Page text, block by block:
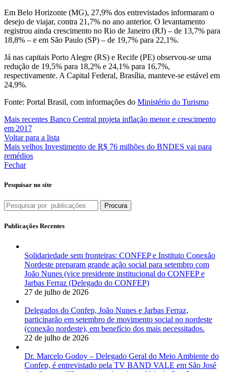
Em Belo Horizonte (MG), 27,9% dos entrevistados informaram o
desejo de viajar, contra 21,7% no ano anterior. O levantamento
registrou ainda crescimento no Rio de Janeiro (RJ) – de 13,7% para
18,8% – e em São Paulo (SP) – de 19,7% para 22,1%.
Já nas capitais Porto Alegre (RS) e Recife (PE) observou-se uma
redução de 19,5% para 18,2% e 24,1% para 16,7%,
respectivamente. A Capital Federal, Brasília, manteve-se estável em
24,9%.
Fonte: Portal Brasil, com informações do Ministério do Turismo
Mais recentes Banco Central projeta inflação menor e crescimento
em 2017
Voltar para a lista
Mais velhos Investimento de R$ 76 milhões do BNDES vai para
remédios
Fechar
Pesquisar no site
Procura
Publicações Recentes
Solidariedade sem fronteiras: CONFEP e Instituto Conexão
Nordeste preparam grande ação social para setembro com
João Nunes (vice presidente institucional do CONFEP e
Jarbas Ferraz (Delegado do CONFEP)
27 de julho de 2026
Delegados do Confep, João Nunes e Jarbas Ferraz,
participarão em setembro de movimento social no nordeste
(conexão nordeste), em benefício dos mais necessitados.
22 de julho de 2026
Dr. Marcelo Godoy – Delegado Geral do Meio Ambiente do
Confep, é entrevistado pela TV BAND VALE em São José